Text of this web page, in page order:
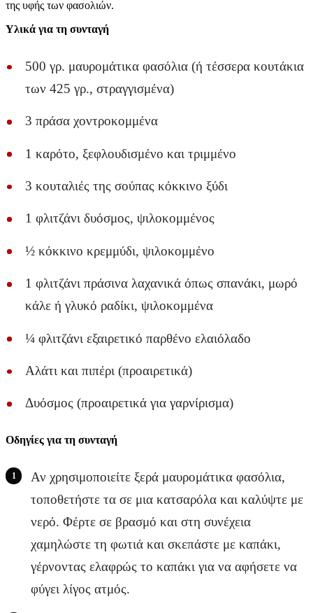
της υφής των φασολιών.
Υλικά για τη συνταγή
500 γρ. μαυρομάτικα φασόλια (ή τέσσερα κουτάκια
των 425 γρ., στραγγισμένα)
3 πράσα χοντροκομμένα
1 καρότο, ξεφλουδισμένο και τριμμένο
3 κουταλιές της σούπας κόκκινο ξύδι
1 φλιτζάνι δυόσμος, ψιλοκομμένος
½ κόκκινο κρεμμύδι, ψιλοκομμένο
1 φλιτζάνι πράσινα λαχανικά όπως σπανάκι, μωρό
κάλε ή γλυκό ραδίκι, ψιλοκομμένα
¼ φλιτζάνι εξαιρετικό παρθένο ελαιόλαδο
Αλάτι και πιπέρι (προαιρετικά)
Δυόσμος (προαιρετικά για γαρνίρισμα)
Οδηγίες για τη συνταγή
Αν χρησιμοποιείτε ξερά μαυρομάτικα φασόλια,
τοποθετήστε τα σε μια κατσαρόλα και καλύψτε με
νερό. Φέρτε σε βρασμό και στη συνέχεια
χαμηλώστε τη φωτιά και σκεπάστε με καπάκι,
γέρνοντας ελαφρώς το καπάκι για να αφήσετε να
φύγει λίγος ατμός.